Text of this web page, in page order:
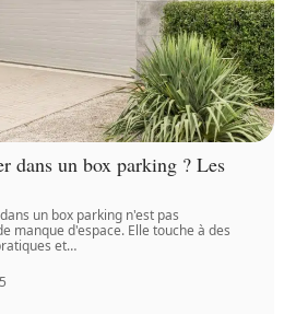
dans un box parking ? Les
un box parking n'est pas
manque d'espace. Elle touche à des
et…